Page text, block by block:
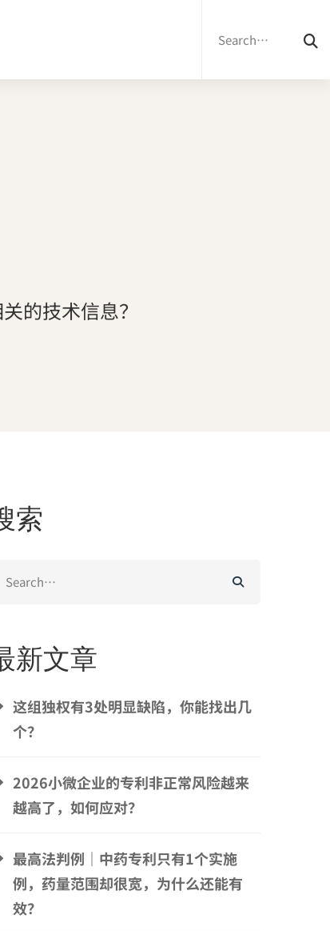
的技术信息？
索
新文章
这组独权有3处明显缺陷，你能找出几
个？
2026小微企业的专利非正常风险越来
越高了，如何应对？
最高法判例｜中药专利只有1个实施
例，药量范围却很宽，为什么还能有
效？